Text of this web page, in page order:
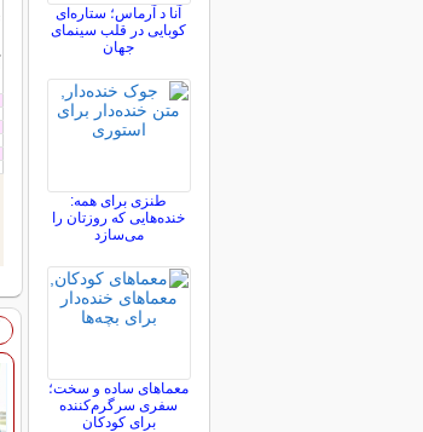
آنا د آرماس؛ ستاره‌ای
کوبایی در قلب سینمای
جهان
طنزی برای همه:
خنده‌هایی که روزتان را
می‌سازد
معماهای ساده و سخت؛
سفری سرگرم‌کننده
برای کودکان